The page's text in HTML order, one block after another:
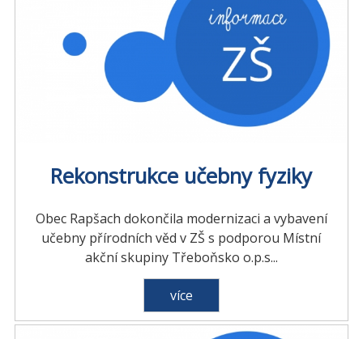
Rekonstrukce učebny fyziky
Obec Rapšach dokončila modernizaci a vybavení
učebny přírodních věd v ZŠ s podporou Místní
akční skupiny Třeboňsko o.p.s...
více